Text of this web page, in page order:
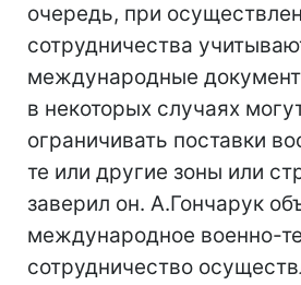
очередь, при
сотрудничества
международные
в некоторых случаях
ограничивать поставки
те или другие зоны или
заверил он. А.Гончарук
международное военно-
сотрудничество